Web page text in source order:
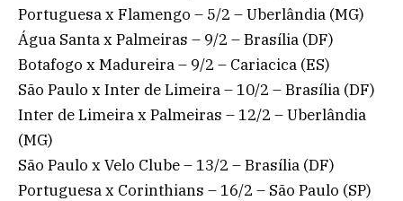
Portuguesa x Flamengo – 5/2 – Uberlândia (MG)
Água Santa x Palmeiras – 9/2 – Brasília (DF)
Botafogo x Madureira – 9/2 – Cariacica (ES)
São Paulo x Inter de Limeira – 10/2 – Brasília (DF)
Inter de Limeira x Palmeiras – 12/2 – Uberlândia
(MG)
São Paulo x Velo Clube – 13/2 – Brasília (DF)
Portuguesa x Corinthians – 16/2 – São Paulo (SP)